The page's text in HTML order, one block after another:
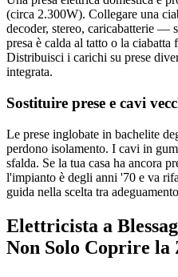
(circa 2.300W). Collegare una
decoder, stereo, caricabatterie —
presa è calda al tatto o la
Distribuisci i carichi su prese
integrata.
Sostituire prese e cavi
Le prese inglobate in bachelite
perdono isolamento. I cavi in
sfalda. Se la tua casa ha ancora
l'impianto è degli anni '70 e va
guida nella scelta tra
Elettricista a
Non Solo Coprire la